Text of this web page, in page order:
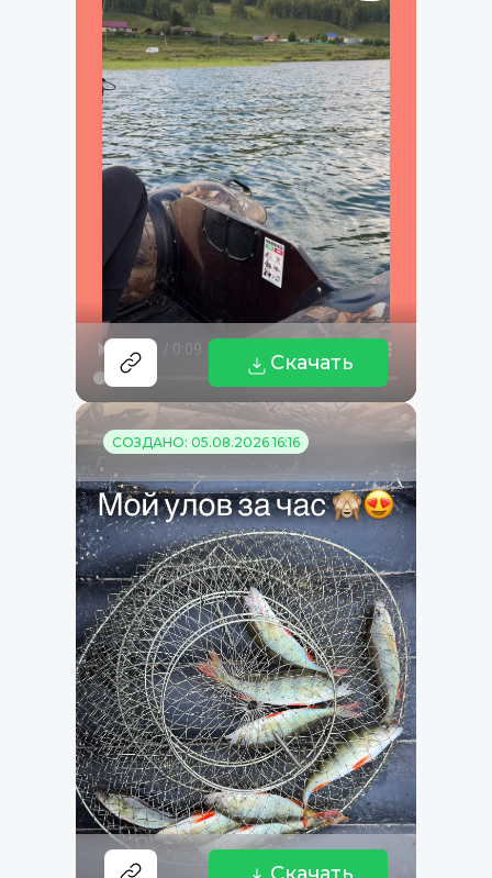
Скачать
СОЗДАНО: 05.08.2026 16:16